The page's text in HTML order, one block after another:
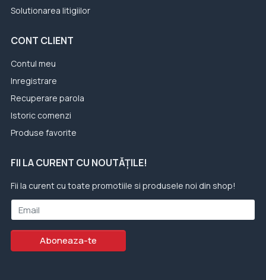
Solutionarea litigiilor
CONT CLIENT
Contul meu
Inregistrare
Recuperare parola
Istoric comenzi
Produse favorite
FII LA CURENT CU NOUTĂȚILE!
Fii la curent cu toate promotiile si produsele noi din shop!
Email
Aboneaza-te